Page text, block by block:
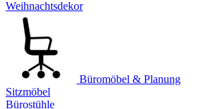
Weihnachtsdekor
Büromöbel & Planung
Sitzmöbel
Bürostühle